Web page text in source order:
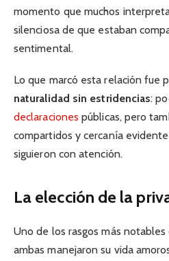
momento que muchos
silenciosa de que estaban
sentimental.
Lo que marcó esta relación fue
naturalidad sin estridencias:
declaraciones públicas, pero
compartidos y cercanía
siguieron con atención.
La elección de la
Uno de los rasgos más
ambas manejaron su vida